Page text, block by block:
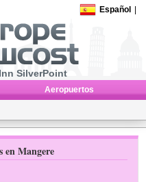
Español
SilverPoint
Aeropuertos
en Mangere